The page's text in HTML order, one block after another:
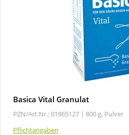
Basica Vital Granulat
PZN/Art.Nr.: 01865127 | 800 g, Pulver
Pflichtangaben